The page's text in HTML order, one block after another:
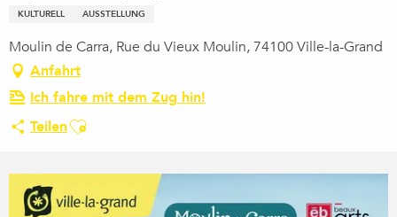
KULTURELL AUSSTELLUNG
Moulin de Carra, Rue du Vieux Moulin, 74100 Ville-la-Grand
Anfahrt
Ich fahre mit dem Zug hin!
TeilenAjouter aux favoris